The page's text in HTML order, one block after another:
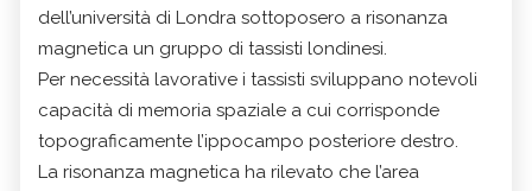
dell’università di Londra sottoposero a risonanza
magnetica un gruppo di tassisti londinesi.
Per necessità lavorative i tassisti sviluppano notevoli
capacità di memoria spaziale a cui corrisponde
topograficamente l’ippocampo posteriore destro.
La risonanza magnetica ha rilevato che l’area